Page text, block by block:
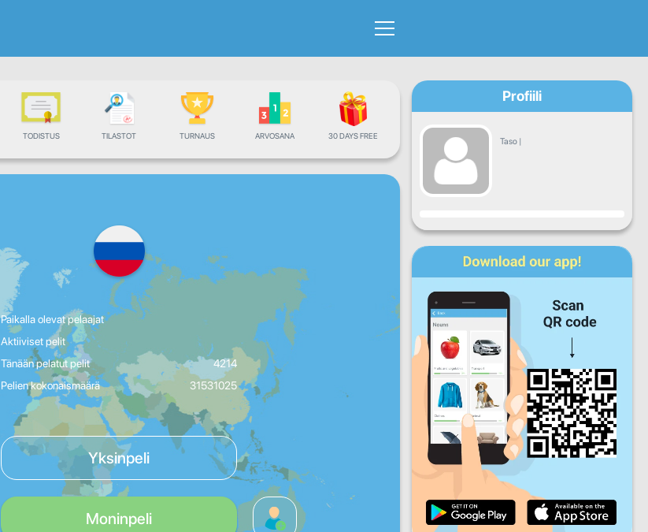
TODISTUS TILASTOT TURNAUS ARVOSANA 30 DAYS FREE
Paikalla olevat pelaajat
Aktiiviset pelit
Tänään pelatut pelit
4214
Pelien kokonaismäärä
31531025
Yksinpeli
Moninpeli
Profiili
Taso |
Edistyminen
Ma Ke To
La Su
Päivittäinen edistyminen
Kuukausittainen edistyminen
Kokonaisedistyminen